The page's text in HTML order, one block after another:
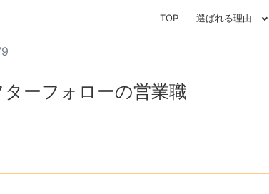
TOP 選ばれる理由
ターフォローの営業職